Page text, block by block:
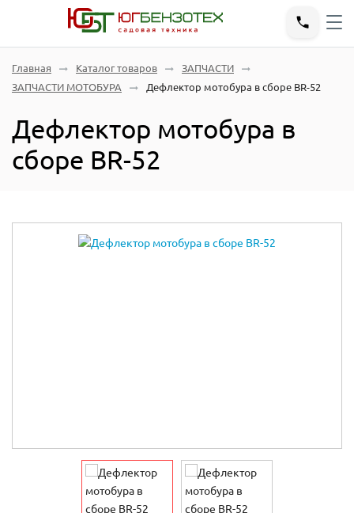
Главная Каталог товаров
ЗАПЧАСТИ
ЗАПЧАСТИ МОТОБУРА
Дефлектор мотобура в сборе BR-52
Дефлектор мотобура в
сборе BR-52